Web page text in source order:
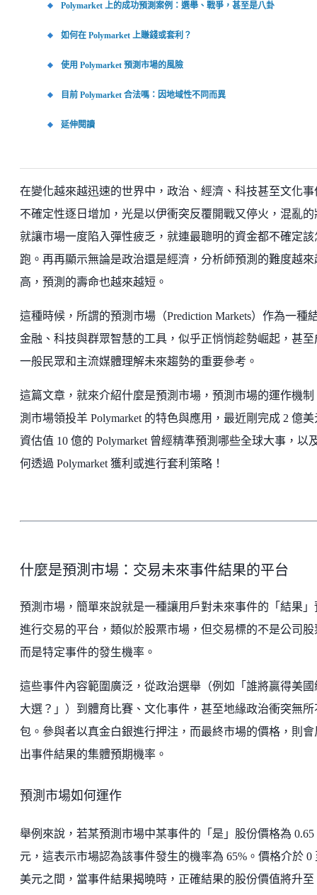
Polymarket 上的成功預測案例：選舉、戰爭，甚至是八卦
如何在 Polymarket 上賺錢或套利？
使用 Polymarket 預測市場的風險
目前 Polymarket 合法嗎：因地域性不同而異
延伸閱讀
在變化越來越迅速的世界中，政治、經濟、科技甚至文化事
不確定性逐日增加，光是以伊衝突反覆開戰又停火，混亂的
就讓市場一度陷入彈性疲乏，就連最聰明的資金都不確定該
跑。再再顯示無論是政治還是經濟，分析師預測的難度越來
高，預測的壽命也越來越短。
這種時候，所謂的預測市場（Prediction Markets）作為一種
金融、科技與群眾智慧的工具，似乎正悄悄趁勢崛起，甚至
一般民眾和主流媒體理解未來趨勢的重要參考。
這篇文章，就來介紹什麼是預測市場，預測市場的運作機制
測市場領投羊 Polymarket 的特色與應用，最近剛完成 2 億美
資估值 10 億的 Polymarket 曾經精準預測哪些全球大事，以
何透過 Polymarket 獲利或進行套利策略！
什麼是預測市場：交易未來事件結果的平台
預測市場，簡單來說就是一種讓用戶對未來事件的「結果」
進行交易的平台，類似於股票市場，但交易標的不是公司股
而是特定事件的發生機率。
這些事件內容範圍廣泛，從政治選舉（例如「誰將贏得美國
大選？」）到體育比賽、文化事件，甚至地緣政治衝突無所
包。參與者以真金白銀進行押注，而最終市場的價格，則會
出事件結果的集體預期機率。
預測市場如何運作
舉例來說，若某預測市場中某事件的「是」股份價格為 0.65
元，這表示市場認為該事件發生的機率為 65%。價格介於 0
美元之間，當事件結果揭曉時，正確結果的股份價值將升至